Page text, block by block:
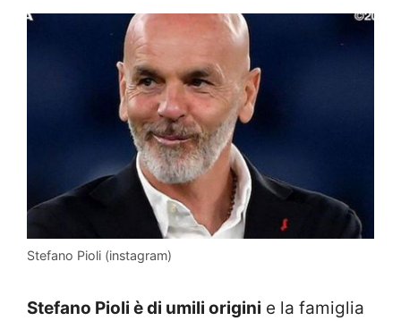
Stefano Pioli (instagram)
Stefano Pioli è di umili origini e la famiglia